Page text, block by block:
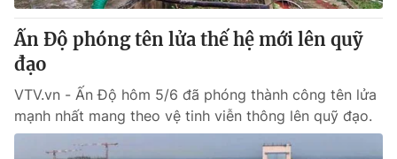
Cơ quan báo chí:Thời báo VTV
Giấy phép hoạt động báo in và báo điện tử số 483/GP-BTTTT
cấp ngày 29/12/2023
Tổng Biên tập:
Phó Tổng Biên tập: Nguyễn Thị Mỹ Hạnh, Phạm Quốc Thắng,
Nguyễn Trọng Ninh
Tổng đài VTV: 024.38 355 931 - 024.38 355 932
Ấn Độ phóng tên lửa thế hệ mới lên quỹ
đạo
VTV.vn - Ấn Độ hôm 5/6 đã phóng thành công tên lửa
mạnh nhất mang theo vệ tinh viễn thông lên quỹ đạo.